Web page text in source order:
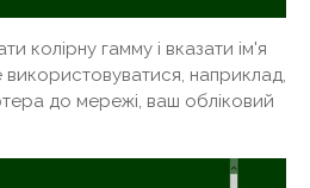
колірну гамму і вказати ім'я
наприклад,
до мережі, ваш обліковий